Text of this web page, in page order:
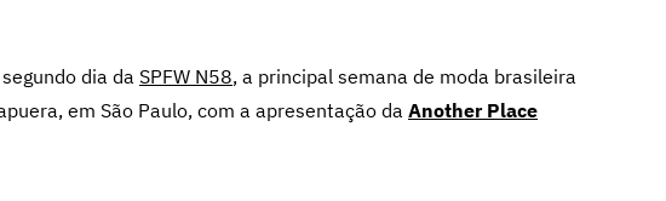
dia da SPFW N58, a principal semana de moda brasileira
em São Paulo, com a apresentação da Another Place